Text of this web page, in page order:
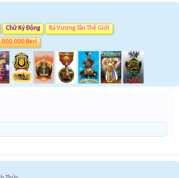
Chữ Ký Động Bá Vương Tân Thế Giới
Beri